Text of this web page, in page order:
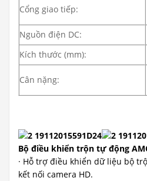
Cổng giao tiếp:
Nguồn điện DC:
Kích thước (mm):
Cân nặng:
Bộ điều khiển trộn tự động
· Hỗ trợ điều khiển dữ liệu bộ
kết nối camera HD.